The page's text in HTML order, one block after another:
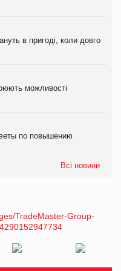
в пригоді, коли довго
можливості
по повышению
Всі новини